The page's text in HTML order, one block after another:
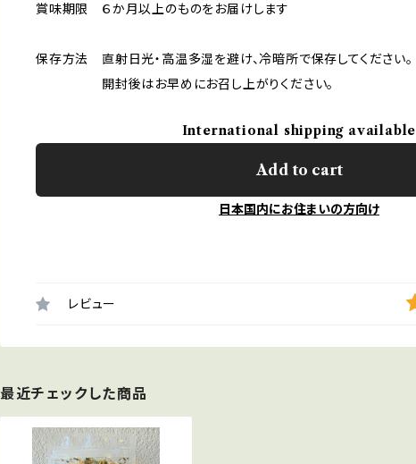
賞味期限 ６か月以上のものをお届けします
保存方法 直射日光・高温多湿を避け、冷暗所で保存してください。
開封後はお早めにお召し上がりください。
International shipping available
Add to cart
日本国内にお住まいの方向け
レビュー
最近チェックした商品